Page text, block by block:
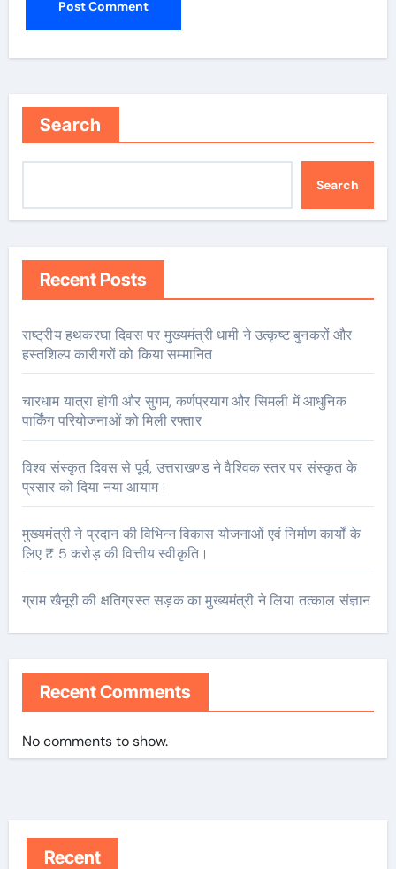
Search
Search
Recent Posts
राष्ट्रीय हथकरघा दिवस पर मुख्यमंत्री धामी ने उत्कृष्ट बुनकरों और
हस्तशिल्प कारीगरों को किया सम्मानित
चारधाम यात्रा होगी और सुगम, कर्णप्रयाग और सिमली में आधुनिक
पार्किंग परियोजनाओं को मिली रफ्तार
विश्व संस्कृत दिवस से पूर्व, उत्तराखण्ड ने वैश्विक स्तर पर संस्कृत के
प्रसार को दिया नया आयाम।
मुख्यमंत्री ने प्रदान की विभिन्न विकास योजनाओं एवं निर्माण कार्यों के
लिए ₹ 5 करोड़ की वित्तीय स्वीकृति।
ग्राम खैनूरी की क्षतिग्रस्त सड़क का मुख्यमंत्री ने लिया तत्काल संज्ञान
Recent Comments
No comments to show.
Recent